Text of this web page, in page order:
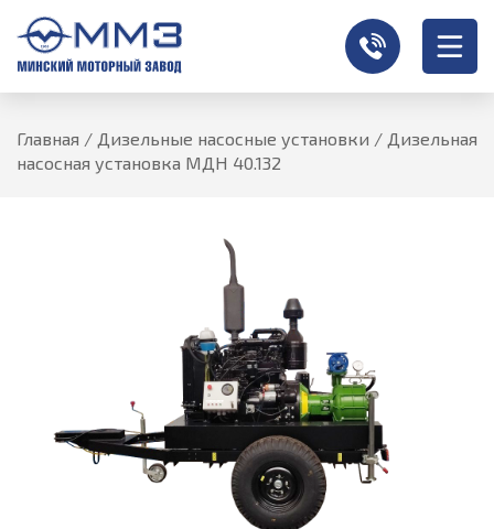
Главная / Дизельные насосные установки / Дизельная
насосная установка МДН 40.132